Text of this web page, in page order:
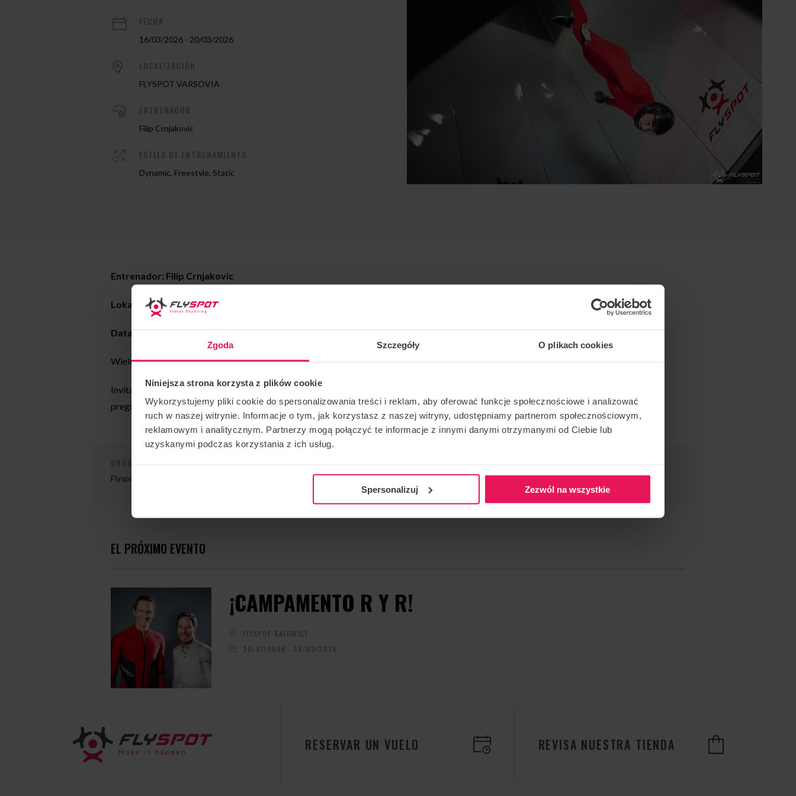
Zgoda Szczegóły O plikach cookies
Niniejsza strona korzysta z plików cookie
Wykorzystujemy pliki cookie do spersonalizowania treści i reklam, aby oferować funkcje społecznościowe i analizować
ruch w naszej witrynie. Informacje o tym, jak korzystasz z naszej witryny, udostępniamy partnerom społecznościowym,
reklamowym i analitycznym. Partnerzy mogą połączyć te informacje z innymi danymi otrzymanymi od Ciebie lub
uzyskanymi podczas korzystania z ich usług.
Spersonalizuj Zezwól na wszystkie
16/03/2026 - 20/03/2026
FLYSPOT VARSOVIA
Filip Crnjakovic
Dynamic, Freestyle, Static
Entrenador: Filip Crnjakovic
Lokalizacja: Flyspot Gdańsk
Data: 10-14.11.2025
Wielokrotny mistrz w lataniu dynamicznym Filip Crnjakovic znów w Gdansku!
Invitamos a Pro en cada etapa de avance. Si desea unirse a este campamento o tiene alguna
pregunta, contáctenos en camps@flyspot.com
Flyspot camps@flyspot.com
EL PRÓXIMO EVENTO
¡CAMPAMENTO R Y R!
FLYSPOT KATOWICE
26/01/2026 - 06/02/2026
RESERVAR UN VUELO REVISA NUESTRA TIENDA